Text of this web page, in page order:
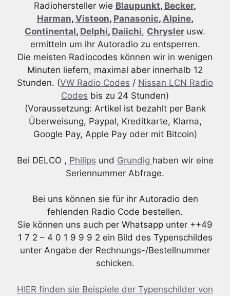
Radiohersteller wie Blaupunkt, Becker,
Harman, Visteon, Panasonic, Alpine,
Continental, Delphi, Daiichi, Chrysler usw.
ermitteln um ihr Autoradio zu entsperren.
Die meisten Radiocodes können wir in wenigen
Minuten liefern, maximal aber innerhalb 12
Stunden. (VW Radio Codes / Nissan LCN Radio
Codes bis zu 24 Stunden)
(Voraussetzung: Artikel ist bezahlt per Bank
Überweisung, Paypal, Kreditkarte, Klarna,
Google Pay, Apple Pay oder mit Bitcoin)
Bei DELCO , Philips und Grundig haben wir eine
Seriennummer Abfrage.
Bei uns können sie für ihr Autoradio den
fehlenden Radio Code bestellen.
Sie können uns auch per Whatsapp unter ++49
1 7 2 – 4 0 1 9 9 9 2 ein Bild des Typenschildes
unter Angabe der Rechnungs-/Bestellnummer
schicken.
HIER finden sie Beispiele der Typenschilder von